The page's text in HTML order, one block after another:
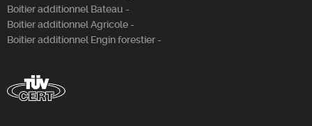
Boitier additionnel Bateau -
Boitier additionnel Agricole -
Boitier additionnel Engin forestier -